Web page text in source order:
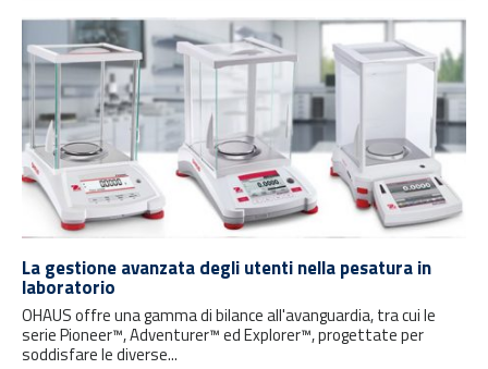
La gestione avanzata degli utenti nella pesatura in
laboratorio
OHAUS offre una gamma di bilance all'avanguardia, tra cui le
serie Pioneer™, Adventurer™ ed Explorer™, progettate per
soddisfare le diverse...